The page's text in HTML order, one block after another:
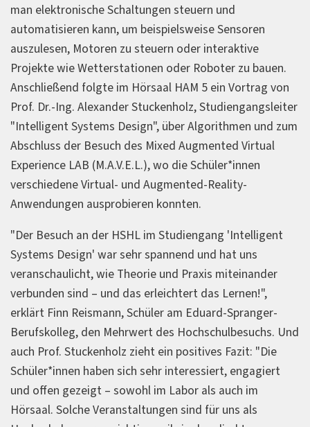
man elektronische Schaltungen steuern und
automatisieren kann, um beispielsweise Sensoren
auszulesen, Motoren zu steuern oder interaktive
Projekte wie Wetterstationen oder Roboter zu bauen.
Anschließend folgte im Hörsaal HAM 5 ein Vortrag von
Prof. Dr.-Ing. Alexander Stuckenholz, Studiengangsleiter
"Intelligent Systems Design", über Algorithmen und zum
Abschluss der Besuch des Mixed Augmented Virtual
Experience LAB (M.A.V.E.L.), wo die Schüler*innen
verschiedene Virtual- und Augmented-Reality-
Anwendungen ausprobieren konnten.
"Der Besuch an der HSHL im Studiengang 'Intelligent
Systems Design' war sehr spannend und hat uns
veranschaulicht, wie Theorie und Praxis miteinander
verbunden sind – und das erleichtert das Lernen!",
erklärt Finn Reismann, Schüler am Eduard-Spranger-
Berufskolleg, den Mehrwert des Hochschulbesuchs. Und
auch Prof. Stuckenholz zieht ein positives Fazit: "Die
Schüler*innen haben sich sehr interessiert, engagiert
und offen gezeigt – sowohl im Labor als auch im
Hörsaal. Solche Veranstaltungen sind für uns als